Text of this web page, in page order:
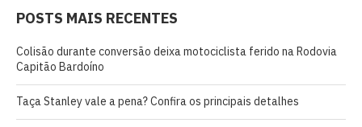
POSTS MAIS RECENTES
Colisão durante conversão deixa motociclista ferido na Rodovia
Capitão Bardoíno
Taça Stanley vale a pena? Confira os principais detalhes